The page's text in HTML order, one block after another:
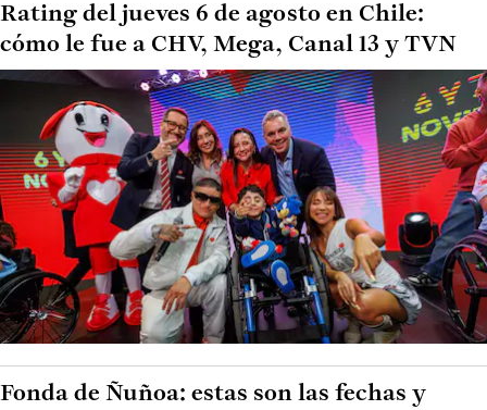
Rating del jueves 6 de agosto en Chile:
cómo le fue a CHV, Mega, Canal 13 y TVN
Fonda de Ñuñoa: estas son las fechas y